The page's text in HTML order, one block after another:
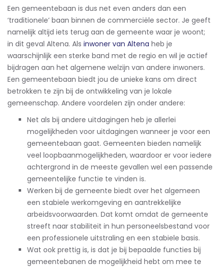
Een gemeentebaan is dus net even anders dan een
‘traditionele’ baan binnen de commerciële sector. Je geeft
namelijk altijd iets terug aan de gemeente waar je woont;
in dit geval Altena. Als inwoner van Altena heb je
waarschijnlijk een sterke band met de regio en wil je actief
bijdragen aan het algemene welzijn van andere inwoners.
Een gemeentebaan biedt jou de unieke kans om direct
betrokken te zijn bij de ontwikkeling van je lokale
gemeenschap. Andere voordelen zijn onder andere:
Net als bij andere uitdagingen heb je allerlei
mogelijkheden voor uitdagingen wanneer je voor een
gemeentebaan gaat. Gemeenten bieden namelijk
veel loopbaanmogelijkheden, waardoor er voor iedere
achtergrond in de meeste gevallen wel een passende
gemeentelijke functie te vinden is.
Werken bij de gemeente biedt over het algemeen
een stabiele werkomgeving en aantrekkelijke
arbeidsvoorwaarden. Dat komt omdat de gemeente
streeft naar stabiliteit in hun personeelsbestand voor
een professionele uitstraling en een stabiele basis.
Wat ook prettig is, is dat je bij bepaalde functies bij
gemeentebanen de mogelijkheid hebt om mee te